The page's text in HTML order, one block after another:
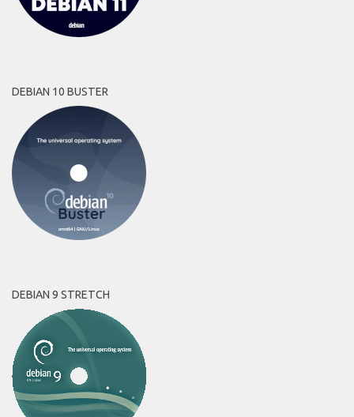
DEBIAN 10 BUSTER
DEBIAN 9 STRETCH